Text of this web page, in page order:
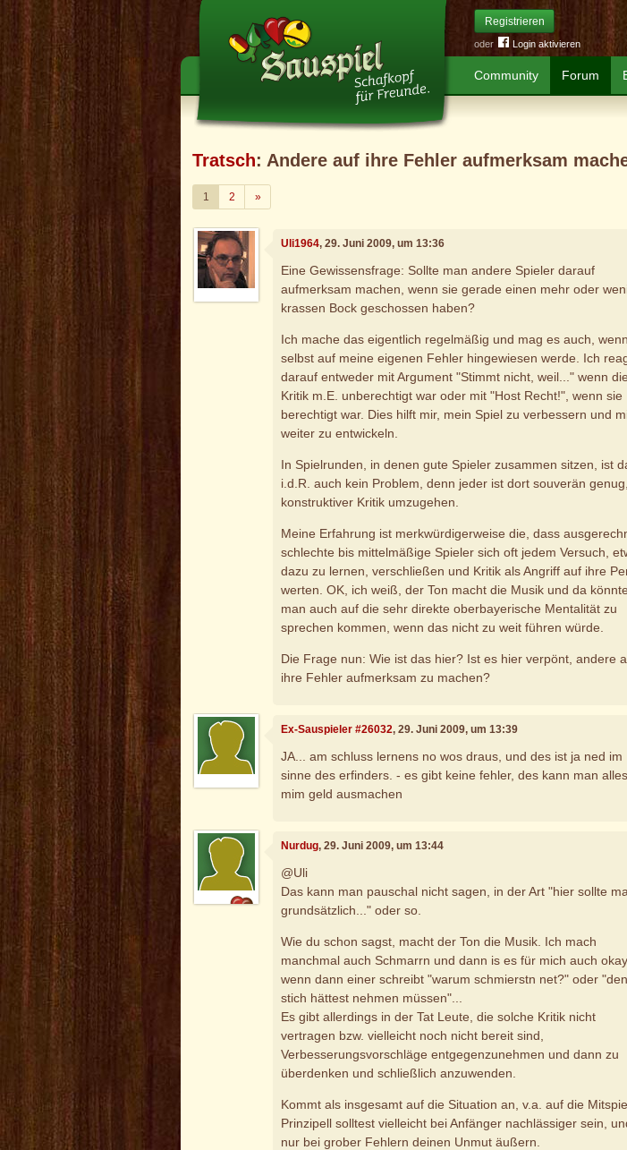
Registrieren
oder Login aktivieren
Community Forum
Tratsch: Andere auf ihre Fehler aufmerksam
1 2 »Weiter
Uli1964, 29. Juni 2009, um 13:36
Eine Gewissensfrage: Sollte man andere Spieler darauf
aufmerksam machen, wenn sie gerade einen mehr oder
krassen Bock geschossen haben?
Ich mache das eigentlich regelmäßig und mag es auch,
selbst auf meine eigenen Fehler hingewiesen werde. Ich
darauf entweder mit Argument "Stimmt nicht, weil..." wenn die
Kritik m.E. unberechtigt war oder mit "Host Recht!", wenn sie
berechtigt war. Dies hilft mir, mein Spiel zu verbessern und
weiter zu entwickeln.
In Spielrunden, in denen gute Spieler zusammen sitzen, ist
i.d.R. auch kein Problem, denn jeder ist dort souverän
konstruktiver Kritik umzugehen.
Meine Erfahrung ist merkwürdigerweise die, dass
schlechte bis mittelmäßige Spieler sich oft jedem Versuch,
dazu zu lernen, verschließen und Kritik als Angriff auf ihre
werten. OK, ich weiß, der Ton macht die Musik und da könnte
man auch auf die sehr direkte oberbayerische Mentalität zu
sprechen kommen, wenn das nicht zu weit führen würde.
Die Frage nun: Wie ist das hier? Ist es hier verpönt, andere
ihre Fehler aufmerksam zu machen?
Ex-Sauspieler #26032, 29. Juni 2009, um 13:39
JA... am schluss lernens no wos draus, und des ist ja ned im
sinne des erfinders. - es gibt keine fehler, des kann man alles
mim geld ausmachen
Nurdug, 29. Juni 2009, um 13:44
@Uli
Das kann man pauschal nicht sagen, in der Art "hier sollte
grundsätzlich..." oder so.
Wie du schon sagst, macht der Ton die Musik. Ich mach
manchmal auch Schmarrn und dann is es für mich auch okay,
wenn dann einer schreibt "warum schmierstn net?" oder "den
stich hättest nehmen müssen"...
Es gibt allerdings in der Tat Leute, die solche Kritik nicht
vertragen bzw. vielleicht noch nicht bereit sind,
Verbesserungsvorschläge entgegenzunehmen und dann zu
überdenken und schließlich anzuwenden.
Kommt als insgesamt auf die Situation an, v.a. auf die
Prinzipell solltest vielleicht bei Anfänger nachlässiger sein,
nur bei grober Fehlern deinen Unmut äußern.